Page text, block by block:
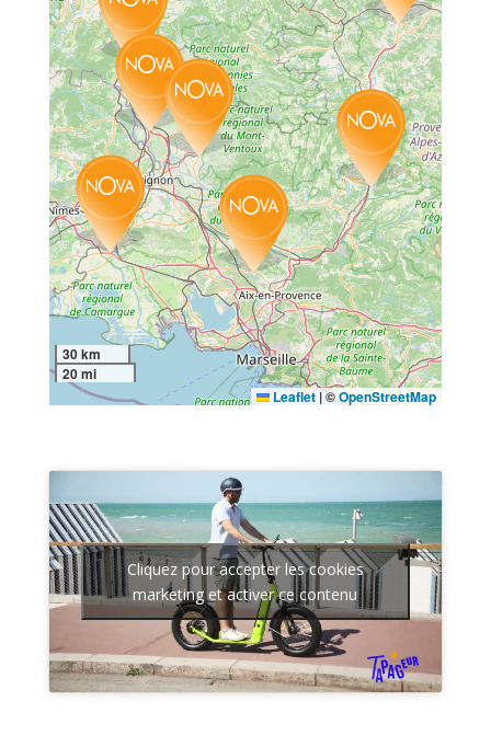
30 km
20 mi
Leaflet |©OpenStreetMap
Cliquez pour accepter les cookies
marketing et activer ce contenu